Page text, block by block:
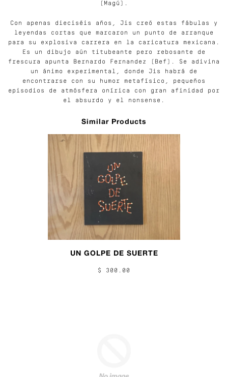
(Magú).
Con apenas dieciséis años, Jis creó estas fábulas y
leyendas cortas que marcaron un punto de arranque
para su explosiva carrera en la caricatura mexicana.
Es un dibujo aún titubeante pero rebosante de
frescura apunta Bernardo Fernandez (Bef). Se adivina
un ánimo experimental, donde Jis habrá de
encontrarse con su humor metafísico, pequeños
episodios de atmósfera onírica con gran afinidad por
el absurdo y el nonsense.
Similar Products
UN GOLPE DE SUERTE
$ 300.00